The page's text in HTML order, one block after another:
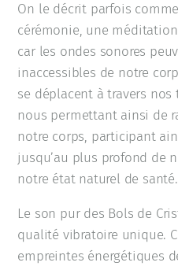
On le décrit parfois
cérémonie, une
car les ondes sonores
inaccessibles de notre
se déplacent à travers
nous permettant ainsi de
notre corps, participant
jusqu’au plus profond de
notre état naturel de santé.
Le son pur des Bols de
qualité vibratoire unique.
empreintes énergétiques